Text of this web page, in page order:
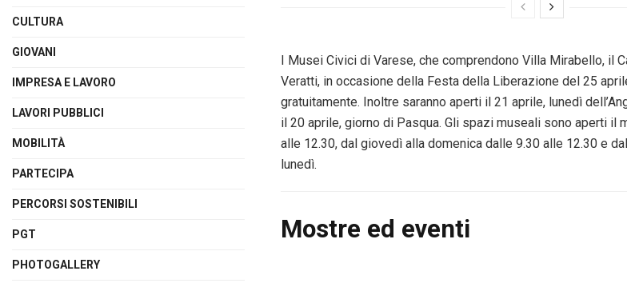
I Musei Civici di Varese, che comprendono Villa Mirabello, il
Veratti, in occasione della Festa della Liberazione del 25
gratuitamente. Inoltre saranno aperti il 21 aprile, lunedì
il 20 aprile, giorno di Pasqua. Gli spazi museali sono aperti il
alle 12.30, dal giovedì alla domenica dalle 9.30 alle 12.30 e
lunedì.
Mostre ed eventi
CULTURA
GIOVANI
IMPRESA E LAVORO
LAVORI PUBBLICI
MOBILITÀ
PARTECIPA
PERCORSI SOSTENIBILI
PGT
PHOTOGALLERY